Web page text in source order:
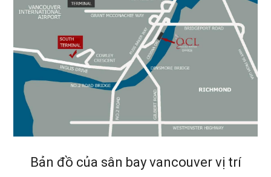
Bản đồ của sân bay vancouver vị trí